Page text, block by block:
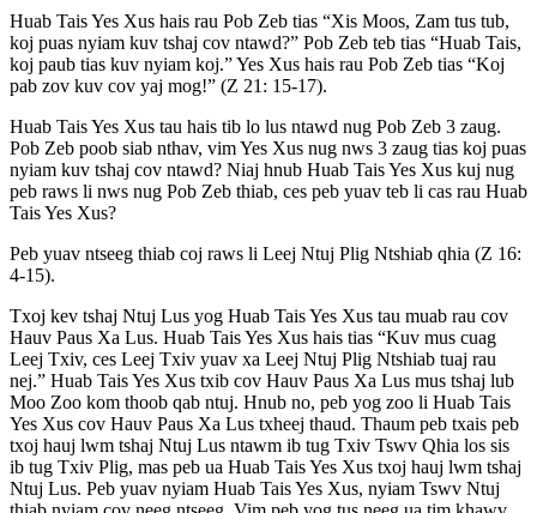
Huab Tais Yes Xus hais rau Pob Zeb tias “Xis Moos, Zam tus tub,
koj puas nyiam kuv tshaj cov ntawd?” Pob Zeb teb tias “Huab Tais,
koj paub tias kuv nyiam koj.” Yes Xus hais rau Pob Zeb tias “Koj
pab zov kuv cov yaj mog!” (Z 21: 15-17).
Huab Tais Yes Xus tau hais tib lo lus ntawd nug Pob Zeb 3 zaug.
Pob Zeb poob siab nthav, vim Yes Xus nug nws 3 zaug tias koj puas
nyiam kuv tshaj cov ntawd? Niaj hnub Huab Tais Yes Xus kuj nug
peb raws li nws nug Pob Zeb thiab, ces peb yuav teb li cas rau Huab
Tais Yes Xus?
Peb yuav ntseeg thiab coj raws li Leej Ntuj Plig Ntshiab qhia (Z 16:
4-15).
Txoj kev tshaj Ntuj Lus yog Huab Tais Yes Xus tau muab rau cov
Hauv Paus Xa Lus. Huab Tais Yes Xus hais tias “Kuv mus cuag
Leej Txiv, ces Leej Txiv yuav xa Leej Ntuj Plig Ntshiab tuaj rau
nej.” Huab Tais Yes Xus txib cov Hauv Paus Xa Lus mus tshaj lub
Moo Zoo kom thoob qab ntuj. Hnub no, peb yog zoo li Huab Tais
Yes Xus cov Hauv Paus Xa Lus txheej thaud. Thaum peb txais peb
txoj hauj lwm tshaj Ntuj Lus ntawm ib tug Txiv Tswv Qhia los sis
ib tug Txiv Plig, mas peb ua Huab Tais Yes Xus txoj hauj lwm tshaj
Ntuj Lus. Peb yuav nyiam Huab Tais Yes Xus, nyiam Tswv Ntuj